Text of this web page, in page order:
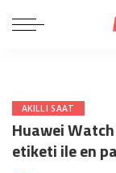
AKILLI SAAT
Huawei
etiketi ile en